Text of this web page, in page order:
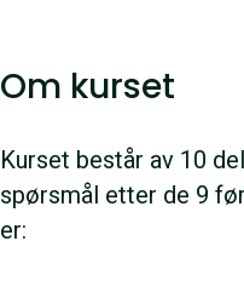
Om kurset
Kurset består av 10
spørsmål etter de 9
er: